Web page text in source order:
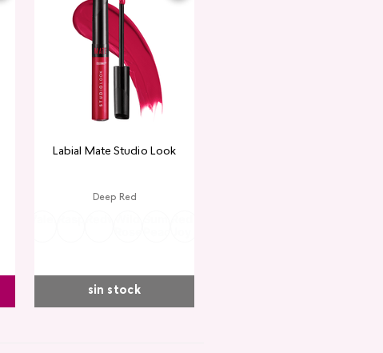
Labial Mate Studio Look
Deep Red
sin stock